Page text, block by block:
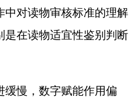
范行为严肃追责问
强化作品培育打
成果的重要意义，压